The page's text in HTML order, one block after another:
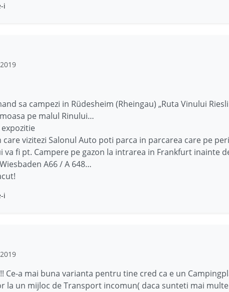
i
sa campezi in Rüdesheim (Rheingau) „Ruta Vinului
pe malul Rinului…
expozitie
care vizitezi Salonul Auto poti parca in parcarea care pe
va fi pt. Campere pe gazon la intrarea in Frankfurt inainte
A66 / A 648…
i
Ce-a mai buna varianta pentru tine cred ca e un
la un mijloc de Transport incomun( daca sunteti mai multe